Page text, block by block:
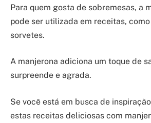
Para quem gosta de sobremesas, a
pode ser utilizada em receitas,
sorvetes.
A manjerona adiciona um toque de
surpreende e agrada.
Se você está em busca de
estas receitas deliciosas com